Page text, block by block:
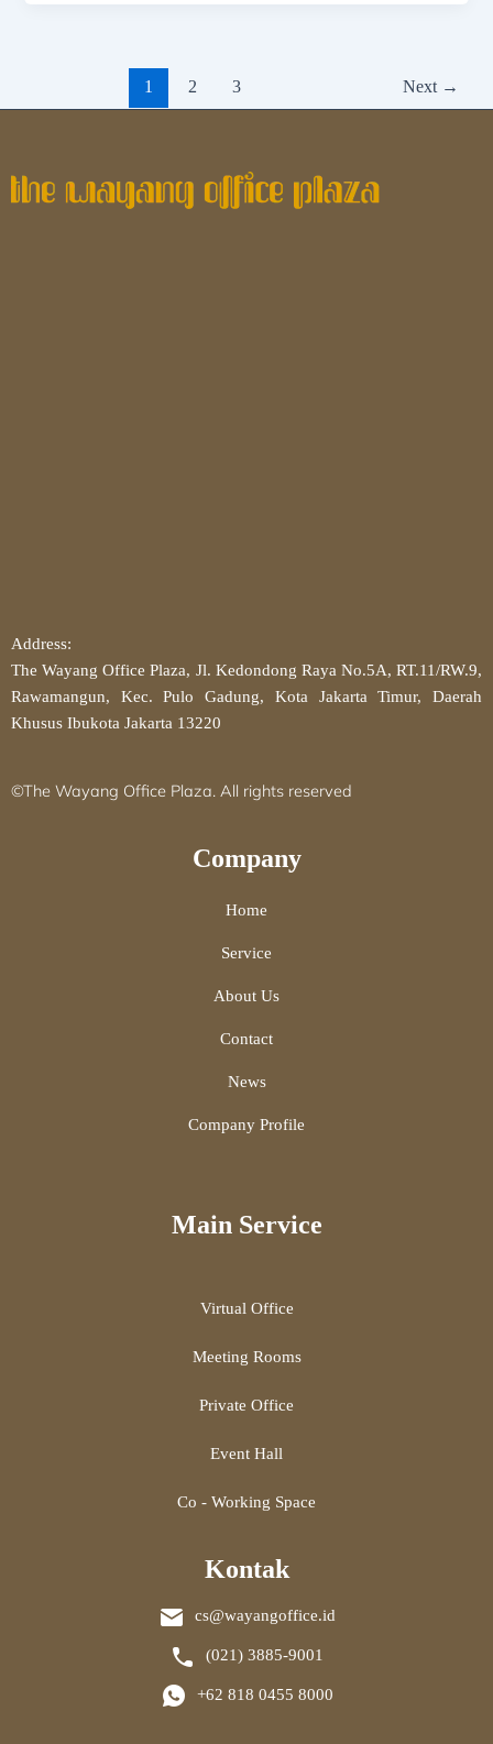
1 2 3 Next →
Address:
The Wayang Office Plaza, Jl. Kedondong Raya No.5A, RT.11/RW.9,
Rawamangun, Kec. Pulo Gadung, Kota Jakarta Timur, Daerah
Khusus Ibukota Jakarta 13220
©The Wayang Office Plaza. All rights reserved
Company
Home
Service
About Us
Contact
News
Company Profile
Main Service
Virtual Office
Meeting Rooms
Private Office
Event Hall
Co - Working Space
Kontak
cs@wayangoffice.id
(021) 3885-9001
+62 818 0455 8000